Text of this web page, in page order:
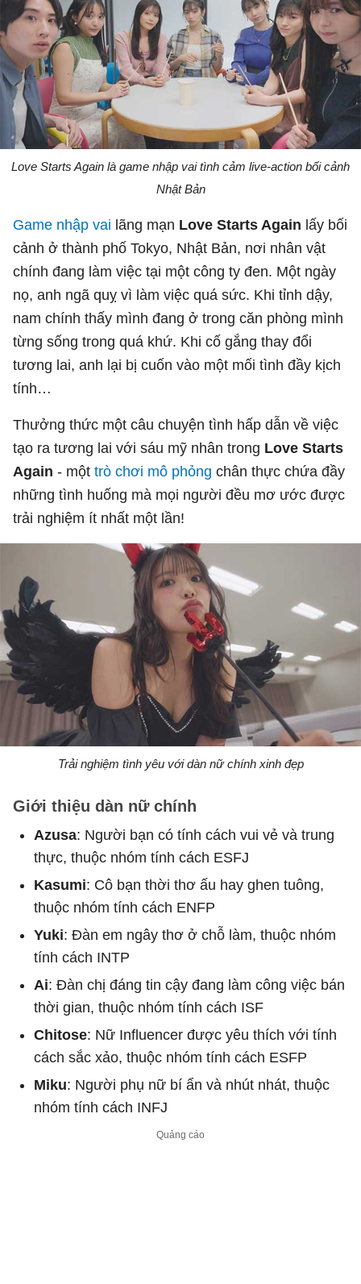
Love Starts Again là game nhập vai tình cảm live-action bối cảnh
Nhật Bản
Game nhập vai lãng mạn Love Starts Again lấy bối
cảnh ở thành phố Tokyo, Nhật Bản, nơi nhân vật
chính đang làm việc tại một công ty đen. Một ngày
nọ, anh ngã quỵ vì làm việc quá sức. Khi tỉnh dậy,
nam chính thấy mình đang ở trong căn phòng mình
từng sống trong quá khứ. Khi cố gắng thay đổi
tương lai, anh lại bị cuốn vào một mối tình đầy kịch
tính…
Thưởng thức một câu chuyện tình hấp dẫn về việc
tạo ra tương lai với sáu mỹ nhân trong Love Starts
Again - một trò chơi mô phỏng chân thực chứa đầy
những tình huống mà mọi người đều mơ ước được
trải nghiệm ít nhất một lần!
Trải nghiệm tình yêu với dàn nữ chính xinh đẹp
Giới thiệu dàn nữ chính
Azusa: Người bạn có tính cách vui vẻ và trung
thực, thuộc nhóm tính cách ESFJ
Kasumi: Cô bạn thời thơ ấu hay ghen tuông,
thuộc nhóm tính cách ENFP
Yuki: Đàn em ngây thơ ở chỗ làm, thuộc nhóm
tính cách INTP
Ai: Đàn chị đáng tin cậy đang làm công việc bán
thời gian, thuộc nhóm tính cách ISF
Chitose: Nữ Influencer được yêu thích với tính
cách sắc xảo, thuộc nhóm tính cách ESFP
Miku: Người phụ nữ bí ẩn và nhút nhát, thuộc
nhóm tính cách INFJ